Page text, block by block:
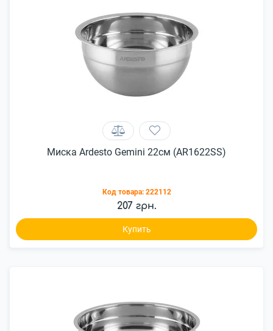
Миска Ardesto Gemini 22см (AR1622SS)
Код товара: 222112
207 грн.
Купить